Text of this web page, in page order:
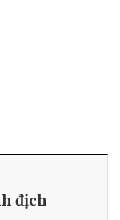
địch